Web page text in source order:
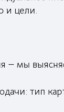
и цели.
— мы
тип